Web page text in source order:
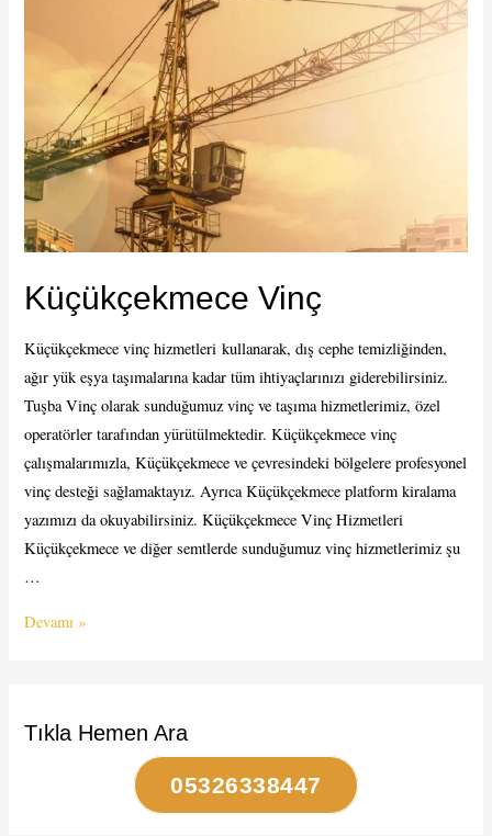
Küçükçekmece Vinç
Küçükçekmece vinç hizmetleri kullanarak, dış cephe temizliğinden,
ağır yük eşya taşımalarına kadar tüm ihtiyaçlarınızı giderebilirsiniz.
Tuşba Vinç olarak sunduğumuz vinç ve taşıma hizmetlerimiz, özel
operatörler tarafından yürütülmektedir. Küçükçekmece vinç
çalışmalarımızla, Küçükçekmece ve çevresindeki bölgelere profesyonel
vinç desteği sağlamaktayız. Ayrıca Küçükçekmece platform kiralama
yazımızı da okuyabilirsiniz. Küçükçekmece Vinç Hizmetleri
Küçükçekmece ve diğer semtlerde sunduğumuz vinç hizmetlerimiz şu
…
Küçükçekmece
Devamı »
Tıkla Hemen Ara
05326338447